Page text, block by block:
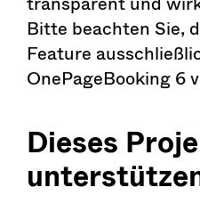
Bitte beachten Sie,
Feature
OnePageBooking 6
Dieses